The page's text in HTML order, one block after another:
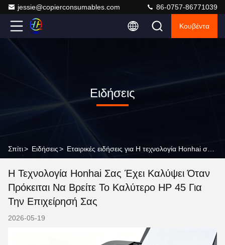
jessie@copierconsumables.com 86-0757-86771039
Κουβέντα
Ειδήσεις
Σπίτι> Ειδήσεις>
Η Τεχνολογία Honhai Σας Έχει Καλύψει Όταν
Πρόκειται Να Βρείτε Το Καλύτερο HP 45 Για
Την Επιχείρησή Σας
2026-05-19